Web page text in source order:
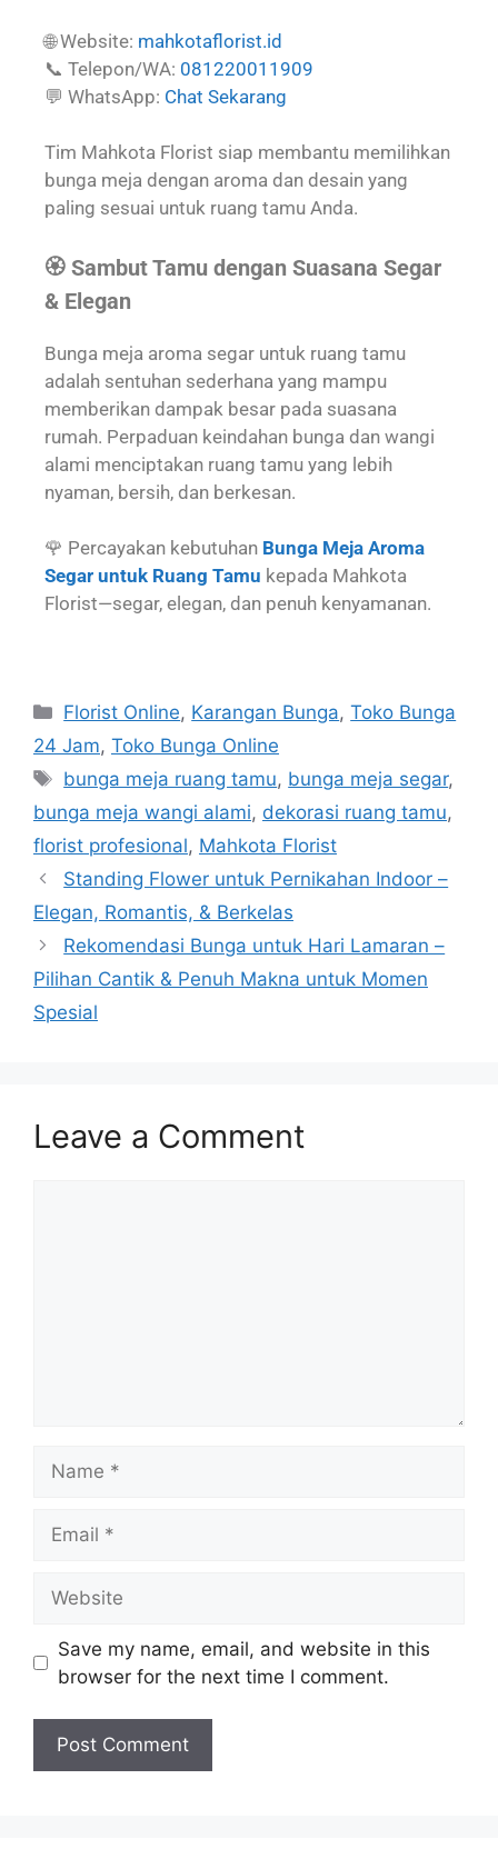
🌐 Website: mahkotaflorist.id
📞 Telepon/WA: 081220011909
💬 WhatsApp: Chat Sekarang
Tim Mahkota Florist siap membantu memilihkan
bunga meja dengan aroma dan desain yang
paling sesuai untuk ruang tamu Anda.
🏵️ Sambut Tamu dengan Suasana Segar
& Elegan
Bunga meja aroma segar untuk ruang tamu
adalah sentuhan sederhana yang mampu
memberikan dampak besar pada suasana
rumah. Perpaduan keindahan bunga dan wangi
alami menciptakan ruang tamu yang lebih
nyaman, bersih, dan berkesan.
🌹 Percayakan kebutuhan Bunga Meja Aroma
Segar untuk Ruang Tamu kepada Mahkota
Florist—segar, elegan, dan penuh kenyamanan.
Florist Online, Karangan Bunga,Toko Bunga
24 Jam, Toko Bunga Online
bunga meja ruang tamu, bunga meja segar,
bunga meja wangi alami, dekorasi ruang tamu,
florist profesional, Mahkota Florist
Standing Flower untuk Pernikahan Indoor –
Elegan, Romantis, & Berkelas
Rekomendasi Bunga untuk Hari Lamaran –
Pilihan Cantik & Penuh Makna untuk Momen
Spesial
Leave a Comment
Save my name, email, and website in this
browser for the next time I comment.